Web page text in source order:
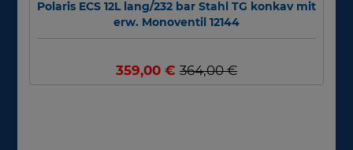
Polaris ECS 12L lang/232 bar Stahl TG konkav mit
erw. Monoventil 12144
359,00 € 364,00 €